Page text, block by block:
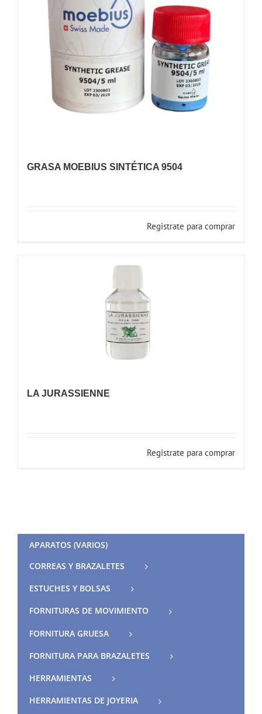
GRASA MOEBIUS SINTÉTICA 9504
Registrate para comprar
LA JURASSIENNE
Registrate para comprar
APARATOS (VARIOS)
CORREAS Y BRAZALETES
ESTUCHES Y BOLSAS
FORNITURAS DE MOVIMIENTO
FORNITURA GRUESA
FORNITURA PARA BRAZALETES
HERRAMIENTAS
HERRAMIENTAS DE JOYERIA